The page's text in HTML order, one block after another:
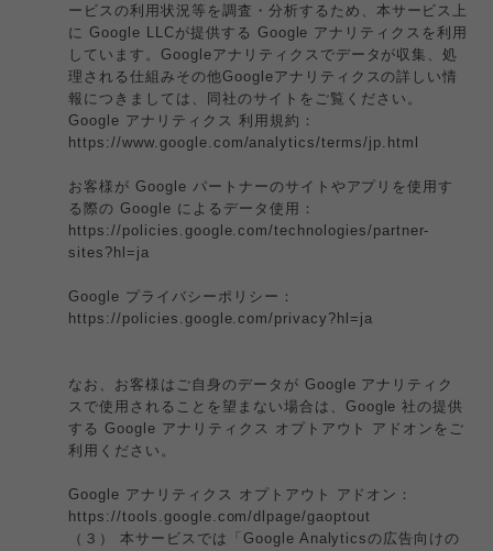
ービスの利用状況等を調査・分析するため、本サービス上
に Google LLCが提供する Google アナリティクスを利用
しています。Googleアナリティクスでデータが収集、処
理される仕組みその他Googleアナリティクスの詳しい情
報につきましては、同社のサイトをご覧ください。
Google アナリティクス 利用規約：
https://www.google.com/analytics/terms/jp.html
お客様が Google パートナーのサイトやアプリを使用す
る際の Google によるデータ使用：
https://policies.google.com/technologies/partner-
sites?hl=ja
Google プライバシーポリシー：
https://policies.google.com/privacy?hl=ja
なお、お客様はご自身のデータが Google アナリティク
スで使用されることを望まない場合は、Google 社の提供
する Google アナリティクス オプトアウト アドオンをご
利用ください。
Google アナリティクス オプトアウト アドオン：
https://tools.google.com/dlpage/gaoptout
（３） 本サービスでは「Google Analyticsの広告向けの